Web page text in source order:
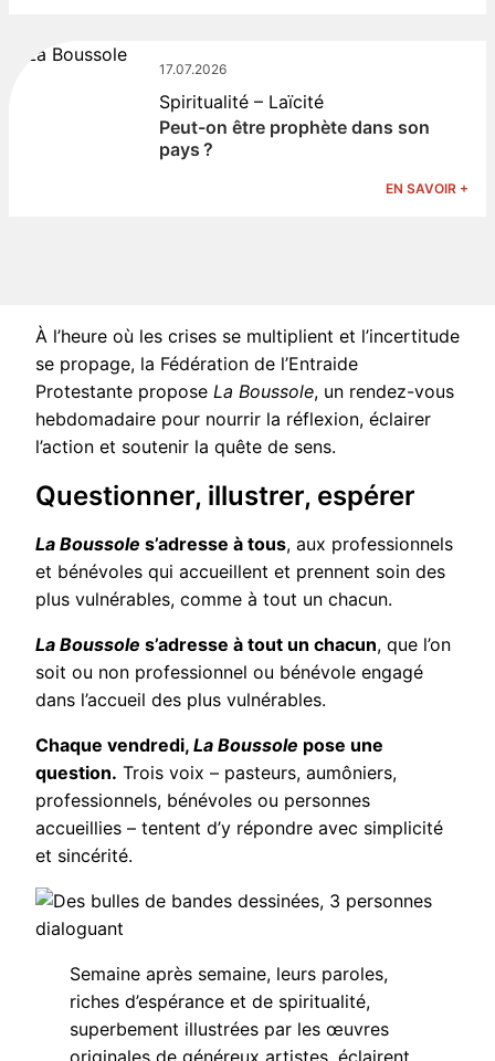
17.07.2026
Spiritualité – Laïcité
Peut-on être prophète dans son
pays ?
EN SAVOIR +
À l’heure où les crises se multiplient et l’incertitude
se propage, la Fédération de l’Entraide
Protestante propose La Boussole, un rendez-vous
hebdomadaire pour nourrir la réflexion, éclairer
l’action et soutenir la quête de sens.
Questionner, illustrer, espérer
La Boussole s’adresse à tous, aux professionnels
et bénévoles qui accueillent et prennent soin des
plus vulnérables, comme à tout un chacun.
La Boussole s’adresse à tout un chacun, que l’on
soit ou non professionnel ou bénévole engagé
dans l’accueil des plus vulnérables.
Chaque vendredi, La Boussole pose une
question. Trois voix – pasteurs, aumôniers,
professionnels, bénévoles ou personnes
accueillies – tentent d’y répondre avec simplicité
et sincérité.
Semaine après semaine, leurs paroles,
riches d’espérance et de spiritualité,
superbement illustrées par les œuvres
originales de généreux artistes, éclairent